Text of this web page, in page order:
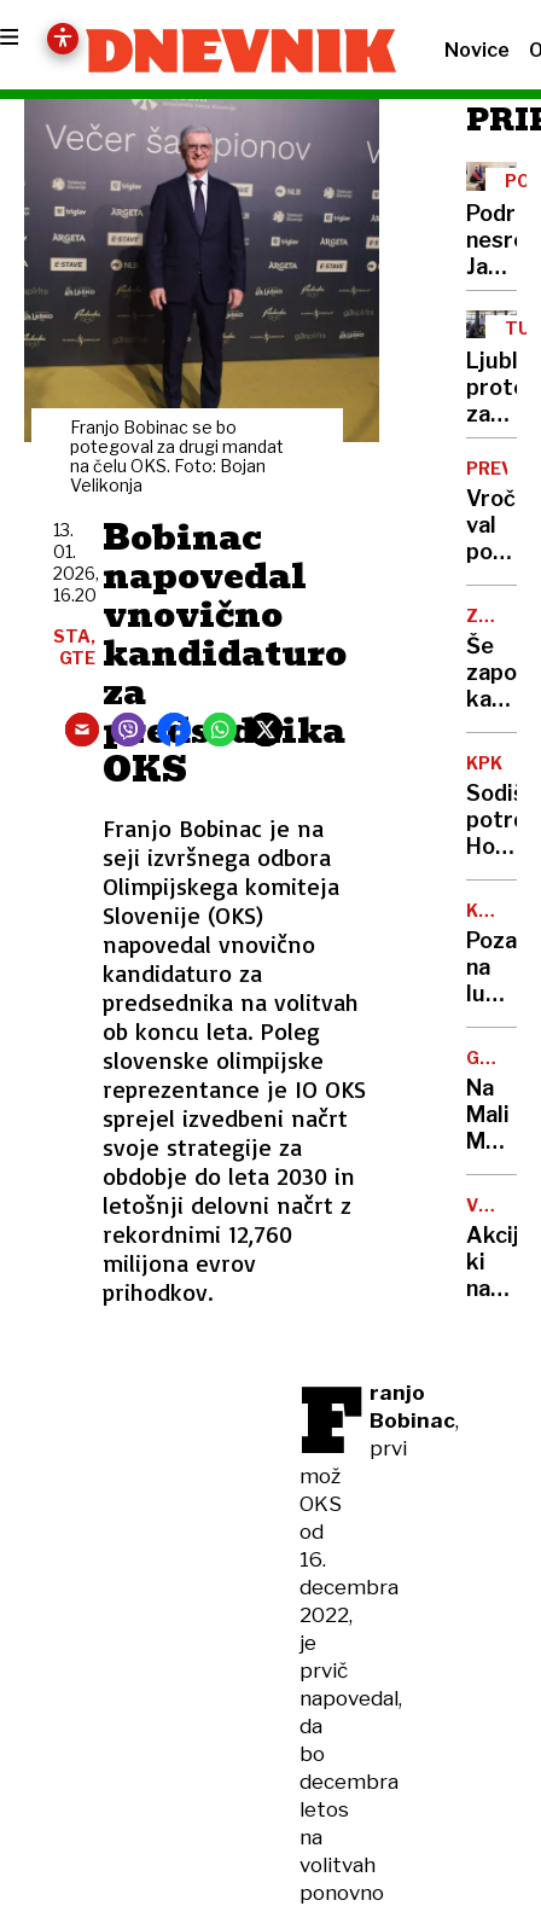
Novice
Franjo Bobinac se bo
potegoval za drugi mandat
na čelu OKS. Foto: Bojan
Velikonja
Bobinac
napovedal
vnovično
kandidaturo
za
predsednika
OKS
Franjo Bobinac je na
seji izvršnega odbora
Olimpijskega komiteja
Slovenije (OKS)
napovedal vnovično
kandidaturo za
predsednika na volitvah
ob koncu leta. Poleg
slovenske olimpijske
reprezentance je IO OKS
sprejel izvedbeni načrt
svoje strategije za
obdobje do leta 2030 in
letošnji delovni načrt z
rekordnimi 12,760
milijona evrov
prihodkov.
13.
01.
2026,
16.20
STA,
GTE
F ranjo
Bobinac,
prvi
mož
OKS
od
16.
decembra
2022,
je
prvič
napovedal,
da
bo
decembra
letos
na
volitvah
ponovno
Janša
med
prvimi
pisal
policija
z njo
TUJI
lokal,
ker
je
tega
ne
bom
val
polni
samo
včeraj
trije
letos
že
več
kot
PERONI
Še
zapora
in
proge,
nato
vlaki
spet
na
postaji
KPK
Hojs
in
kršila
zakon
o
KRALJI
na
ta
živila
bodo
vašo
žejo
veliko
bolje
GORSKA
Na
Mali
pred
dežjem
in
točo
VAL
Akcija,
ki